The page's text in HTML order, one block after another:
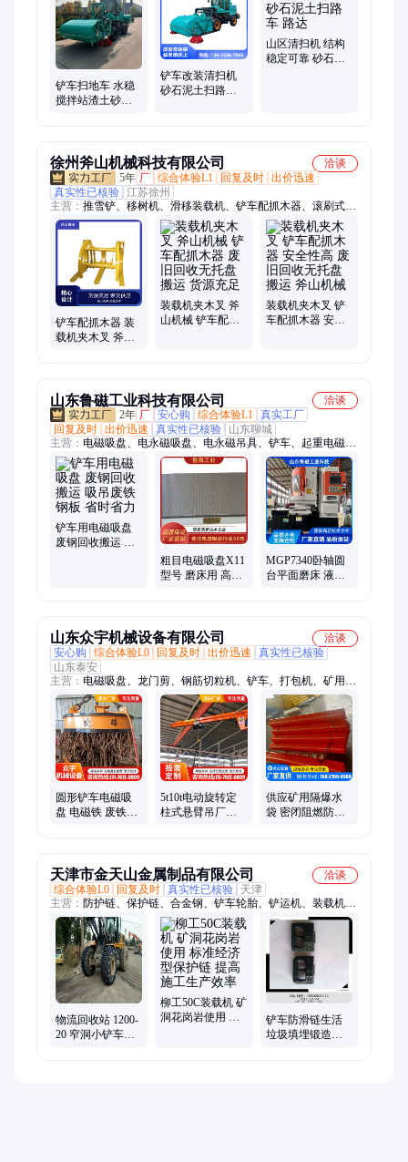
铲车扫地车 水稳
搅拌站渣土砂石
铲车改装清扫机
砂石泥土扫路车
山区清扫机 结构
稳定可靠 砂石泥
徐州斧山机械科技有限公司
洽谈
5年 厂 综合体验L1 回复及时 出价迅速
真实性已核验 江苏徐州
主营： 推雪铲、移树机、滑移装载机、铲车配抓木器、滚刷式扫
雪机、迷你滑移属具
铲车配抓木器 装
载机夹木叉 斧山
装载机夹木叉 斧
山机械 铲车配抓
装载机夹木叉 铲
车配抓木器 安全
山东鲁磁工业科技有限公司
洽谈
2年 厂 安心购 综合体验L1 真实工厂
回复及时 出价迅速 真实性已核验
山东聊城
主营： 电磁吸盘、电永磁吸盘、电永磁吊具、铲车、起重电磁
铁、磁力模板、电永磁夹具、电磁除铁器、永磁除铁器、永磁起
重器、退磁器、永磁吸盘、废钢起重电磁吸盘、充电式电永磁起
重器、磨床用电永磁吸盘、电永磁铁、注塑机快速换模系统、快
速换模系统、电永磁磁力模板、真空吸盘、退磁机、框式退磁
器、磁力吊、除铁器、起重电磁铁吊具、电磁铁吊具
铲车用电磁吸盘
废钢回收搬运 吸
粗目电磁吸盘X11
型号 磨床用 高导
MGP7340卧轴圆
台平面磨床 液压
山东众宇机械设备有限公司
洽谈
安心购
综合体验L0 回复及时 出价迅速
真实性已核验
山东泰安
主营： 电磁吸盘、龙门剪、钢筋切粒机、铲车、打包机、矿用气
动注浆泵、矿用聚乙烯束管、矿用电缆挂钩、等离子切割机、矿
用压风自救装置、矿用除尘风机
圆形铲车电磁吸
盘 电磁铁 废铁废
5t10t电动旋转定
柱式悬臂吊厂家
供应矿用隔爆水
袋 密闭阻燃防静
天津市金天山金属制品有限公司
洽谈
综合体验L0
回复及时 真实性已核验
天津
主营： 防护链、保护链、合金钢、铲车轮胎、铲运机、装载机、
雪地链、防滑链、延长轮胎、轮胎链条、耐磨链条、车辆操控、
光面轮胎、网状链条、金属加固、保护轮胎、锻打链条、炼钢出
渣、垃圾填埋、防止轮胎、轮胎板链、环保材料、隧道电铲、耐
磨型钢、隧道施工
物流回收站 1200-
20 窄洞小铲车保
柳工50C装载机 矿
洞花岗岩使用 标
铲车防滑链生活
垃圾填埋锻造硬